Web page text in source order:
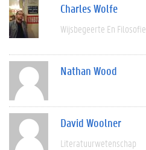
Charles Wolfe
Wijsbegeerte En Filosofie
Nathan Wood
David Woolner
Literatuurwetenschap